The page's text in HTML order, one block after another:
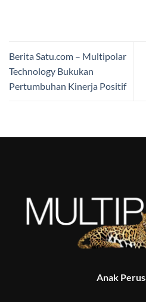
Berita Satu.com – Multipolar
Technology Bukukan
Pertumbuhan Kinerja Positif
Anak